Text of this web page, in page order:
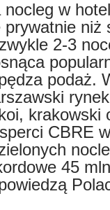
nocleg w
prywatnie niż
2-3
podaż.
krakowski
CBRE
45